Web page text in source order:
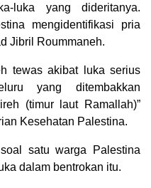
luka yang dideritanya.
mengidentifikasi pria
Jibril Roummaneh.
tewas akibat luka serius
yang ditembakkan
(timur laut Ramallah)”
Kesehatan Palestina.
satu warga Palestina
dalam bentrokan itu.